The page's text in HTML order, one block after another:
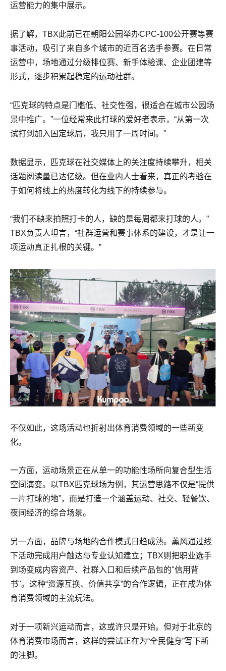
运营能力的集中展示。
据了解，TBX此前已在朝阳公园举办CPC-100公开赛等赛
事活动，吸引了来自多个城市的近百名选手参赛。在日常
运营中，场地通过分级排位赛、新手体验课、企业团建等
形式，逐步积累起稳定的运动社群。
“匹克球的特点是门槛低、社交性强，很适合在城市公园场
景中推广。”一位经常来此打球的爱好者表示，“从第一次
试打到加入固定球局，我只用了一周时间。”
数据显示，匹克球在社交媒体上的关注度持续攀升，相关
话题阅读量已达亿级。但在业内人士看来，真正的考验在
于如何将线上的热度转化为线下的持续参与。
“我们不缺来拍照打卡的人，缺的是每周都来打球的人。”
TBX负责人坦言，“社群运营和赛事体系的建设，才是让一
项运动真正扎根的关键。”
不仅如此，这场活动也折射出体育消费领域的一些新变
化。
一方面，运动场景正在从单一的功能性场所向复合型生活
空间演变。以TBX匹克球场为例，其运营思路不仅是“提供
一片打球的地”，而是打造一个涵盖运动、社交、轻餐饮、
夜间经济的综合场景。
另一方面，品牌与场地的合作模式日趋成熟。薰风通过线
下活动完成用户触达与专业认知建立；TBX则把职业选手
到场变成内容资产、社群入口和后续产品包的"信用背
书"。这种“资源互换、价值共享”的合作逻辑，正在成为体
育消费领域的主流玩法。
对于一项新兴运动而言，这或许只是开始。但对于北京的
体育消费市场而言，这样的尝试正在为“全民健身”写下新
的注脚。